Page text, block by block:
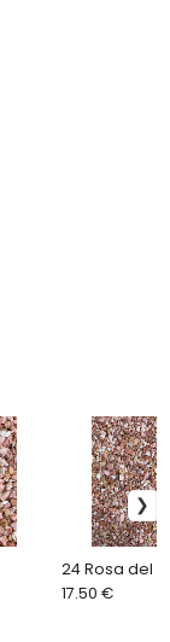
24 Rosa del
17.50 €